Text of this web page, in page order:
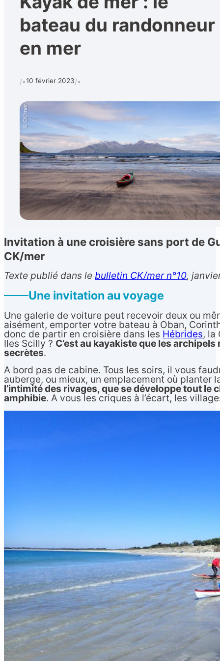
Formulaire de contact
Français ▼
bateau du randonneur
en mer
/•10 février 2023/•
Invitation à une croisière sans port de
CK/mer
Texte publié dans le bulletin CK/mer n°10,
Une invitation au voyage
Une galerie de voiture peut recevoir deux ou
aisément, emporter votre bateau à Oban,
donc de partir en croisière dans les Hébrides, la
Iles Scilly ? C’est au kayakiste que les
secrètes.
A bord pas de cabine. Tous les soirs, il vous
auberge, ou mieux, un emplacement où planter
l’intimité des rivages, que se développe tout le
amphibie. A vous les criques à l’écart, les